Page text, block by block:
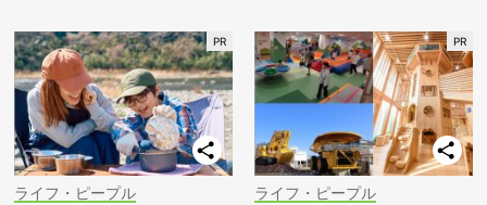
ライフ・ピープル ライフ・ピープル